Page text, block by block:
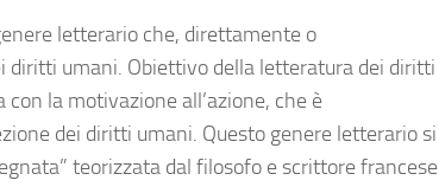
letterario che, direttamente o
diritti umani. Obiettivo della letteratura dei diritti
la motivazione all’azione, che è
dei diritti umani. Questo genere letterario si
teorizzata dal filosofo e scrittore francese